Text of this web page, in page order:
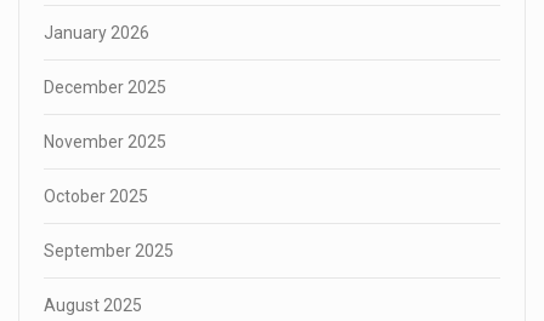
January 2026
December 2025
November 2025
October 2025
September 2025
August 2025